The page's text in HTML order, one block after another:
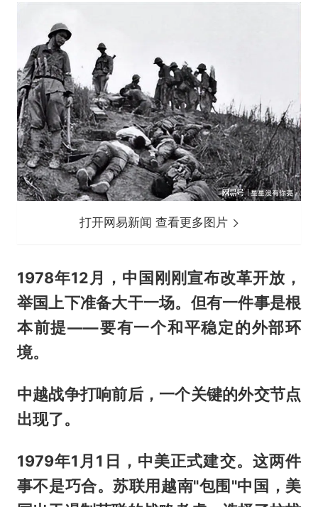
打开网易新闻 查看更多图片
1978年12月，中国刚刚宣布改革开放，
举国上下准备大干一场。但有一件事是根
本前提——要有一个和平稳定的外部环
境。
中越战争打响前后，一个关键的外交节点
出现了。
1979年1月1日，中美正式建交。这两件
事不是巧合。苏联用越南"包围"中国，美